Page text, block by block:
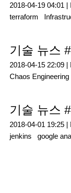
2018-04-19 04:01 |
terraform
기술 뉴스
2018-04-15 22:09 |
Chaos Engineering
기술 뉴스
2018-04-01 19:25 |
jenkins
google